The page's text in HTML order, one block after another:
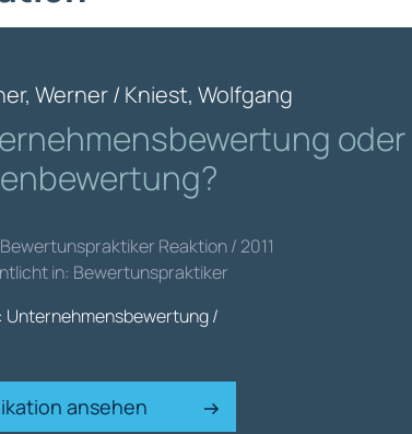
Werner / Kniest, Wolfgang
oder
Reaktion / 2011
in: Bewertunspraktiker
Unternehmensbewertung /
ansehen